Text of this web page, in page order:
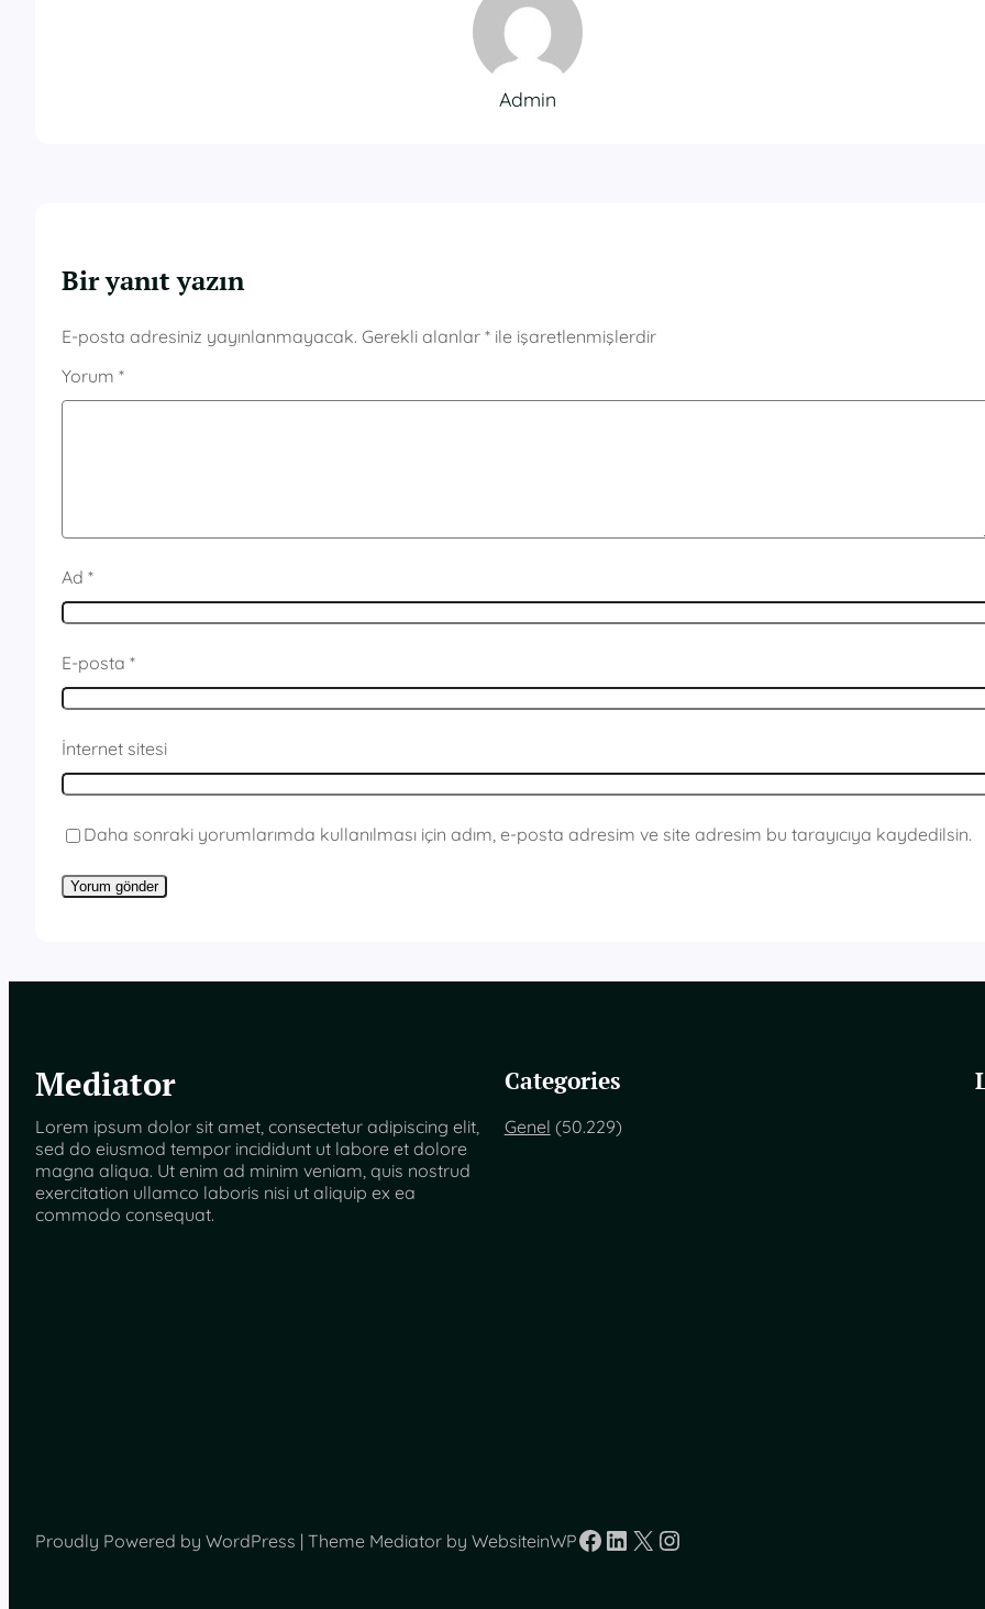
Admin
Bir yanıt yazın
E-posta adresiniz yayınlanmayacak. Gerekli alanlar * ile işaretlenmişlerdir
Yorum *
Ad *
E-posta *
İnternet sitesi
Daha sonraki yorumlarımda kullanılması için adım, e-posta adresim ve site adresim bu tarayıcıya kaydedilsin.
Mediator
Lorem ipsum dolor sit amet, consectetur adipiscing elit,
sed do eiusmod tempor incididunt ut labore et dolore
magna aliqua. Ut enim ad minim veniam, quis nostrud
exercitation ullamco laboris nisi ut aliquip ex ea
commodo consequat.
Categories
Genel (50.229)
Proudly Powered by WordPress | Theme Mediator by WebsiteinWPFacebook
LinkedIn
X Instagram